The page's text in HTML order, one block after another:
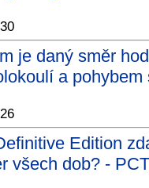
je daný směr
a
Edition
všech dob? -